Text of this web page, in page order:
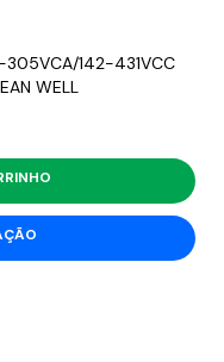
142-431VCC
WELL